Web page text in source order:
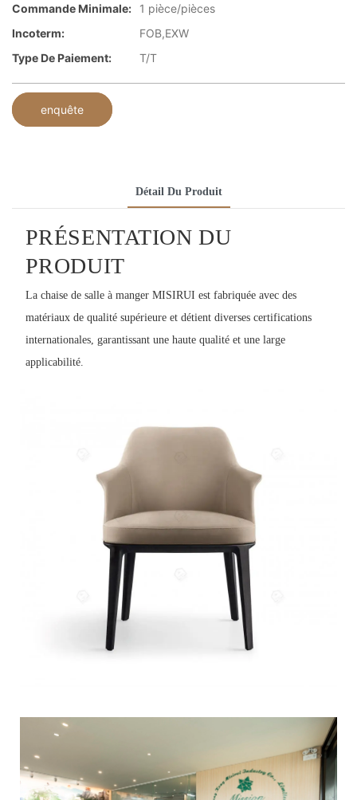
Commande Minimale:
1 pièce/pièces
Incoterm:
FOB,EXW
Type De Paiement:
T/T
enquête
Détail Du Produit
PRÉSENTATION DU
PRODUIT
La chaise de salle à manger MISIRUI est fabriquée avec des
matériaux de qualité supérieure et détient diverses certifications
internationales, garantissant une haute qualité et une large
applicabilité.